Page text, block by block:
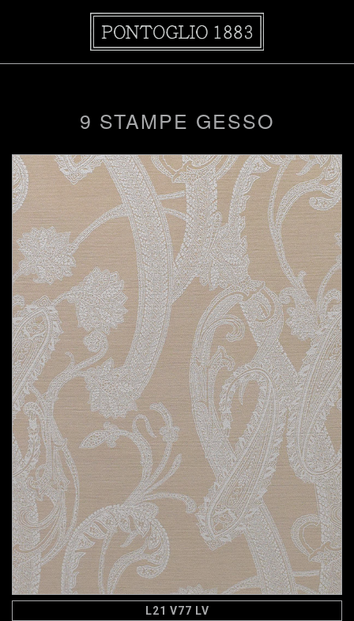
9 STAMPE GESSO
L21 V77 LV